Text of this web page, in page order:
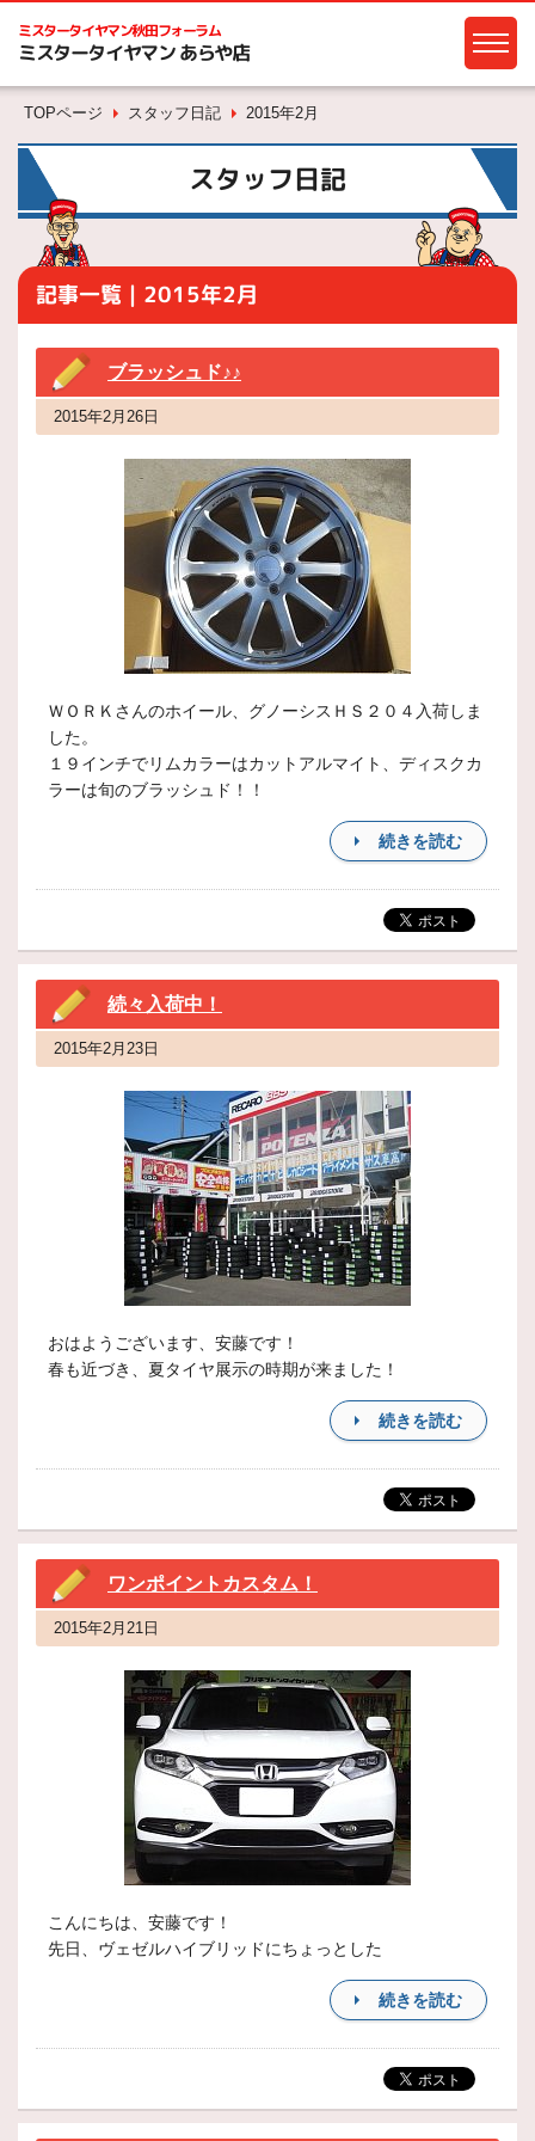
ミスタータイヤマン秋田フォーラム
ミスタータイヤマン あらや店
TOPページ スタッフ日記 2015年2月
スタッフ日記
記事一覧｜2015年2月
ブラッシュド♪♪
2015年2月26日
ＷＯＲＫさんのホイール、グノーシスＨＳ２０４入荷しま
した。
１９インチでリムカラーはカットアルマイト、ディスクカ
ラーは旬のブラッシュド！！
続きを読む
続々入荷中！
2015年2月23日
おはようございます、安藤です！
春も近づき、夏タイヤ展示の時期が来ました！
続きを読む
ワンポイントカスタム！
2015年2月21日
こんにちは、安藤です！
先日、ヴェゼルハイブリッドにちょっとした
続きを読む